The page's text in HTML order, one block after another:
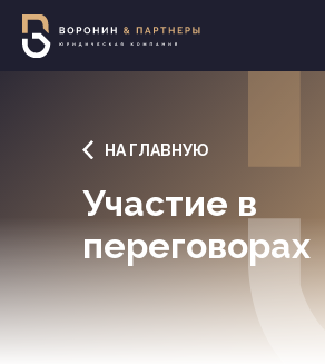
НА ГЛАВНУЮ
Участие в
переговорах